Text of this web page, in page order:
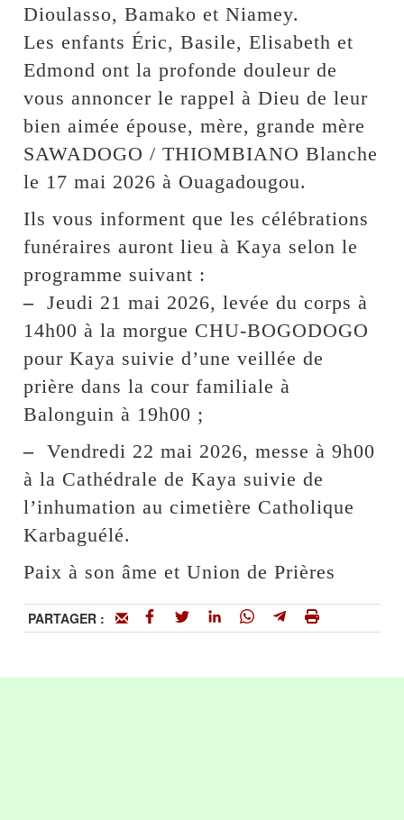
Dioulasso, Bamako et Niamey.
Les enfants Éric, Basile, Elisabeth et
Edmond ont la profonde douleur de
vous annoncer le rappel à Dieu de leur
bien aimée épouse, mère, grande mère
SAWADOGO / THIOMBIANO Blanche
le 17 mai 2026 à Ouagadougou.
Ils vous informent que les célébrations
funéraires auront lieu à Kaya selon le
programme suivant :
– Jeudi 21 mai 2026, levée du corps à
14h00 à la morgue CHU-BOGODOGO
pour Kaya suivie d’une veillée de
prière dans la cour familiale à
Balonguin à 19h00 ;
– Vendredi 22 mai 2026, messe à 9h00
à la Cathédrale de Kaya suivie de
l’inhumation au cimetière Catholique
Karbaguélé.
Paix à son âme et Union de Prières
PARTAGER :